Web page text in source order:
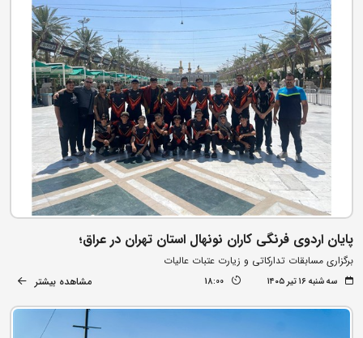
پایان اردوی فرنگی کاران نونهال استان تهران در عراق؛
برگزاری مسابقات تدارکاتی و زیارت عتبات عالیات
سه شنبه ۱۶ تیر ۱۴۰۵ 18:00 مشاهده بیشتر